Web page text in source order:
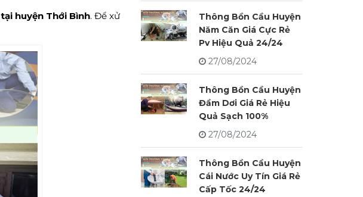
tại huyện Thới Bình. Để xử
Thông Bồn Cầu Huyện
Năm Căn Giá Cực Rẻ
Pv Hiệu Quả 24/24
27/08/2024
Thông Bồn Cầu Huyện
Đầm Dơi Giá Rẻ Hiệu
Quả Sạch 100%
27/08/2024
Thông Bồn Cầu Huyện
Cái Nước Uy Tín Giá Rẻ
Cấp Tốc 24/24